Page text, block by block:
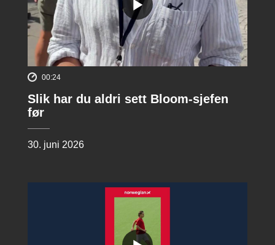
00:24
Slik har du aldri sett Bloom-sjefen
før
30. juni 2026